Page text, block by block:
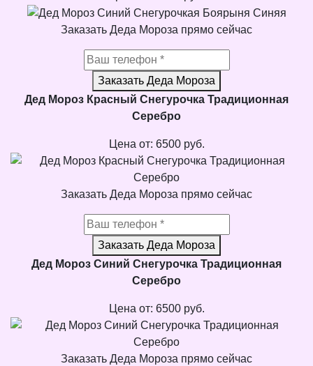
Заказать Деда Мороза прямо сейчас
Заказать Деда Мороза
Дед Мороз Красный Снегурочка Традиционная
Серебро
Цена от: 6500 руб.
Заказать Деда Мороза прямо сейчас
Заказать Деда Мороза
Дед Мороз Синий Снегурочка Традиционная
Серебро
Цена от: 6500 руб.
Заказать Деда Мороза прямо сейчас